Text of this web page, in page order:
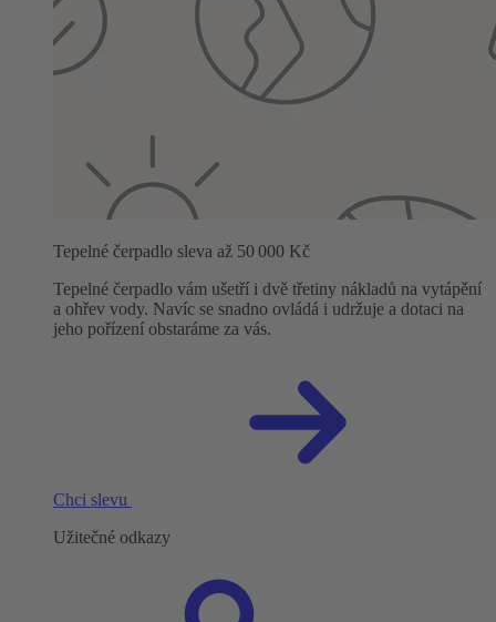
Tepelné čerpadlo sleva až 50 000 Kč
Tepelné čerpadlo vám ušetří i dvě třetiny nákladů na vytápění
a ohřev vody. Navíc se snadno ovládá i udržuje a dotaci na
jeho pořízení obstaráme za vás.
Chci slevu
Užitečné odkazy